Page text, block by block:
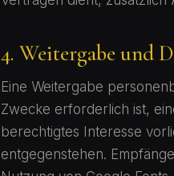
4. Weitergabe und
Eine Weitergabe
Zwecke erforderlich ist,
berechtigtes Interesse
entgegenstehen.